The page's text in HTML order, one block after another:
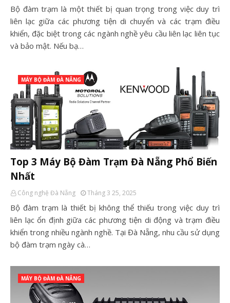
Bộ đàm trạm là một thiết bị quan trọng trong việc duy trì
liên lạc giữa các phương tiện di chuyển và các trạm điều
khiển, đặc biệt trong các ngành nghề yêu cầu liên lạc liên tục
và bảo mật. Nếu bạ…
MÁY BỘ ĐÀM ĐÀ NẴNG
Top 3 Máy Bộ Đàm Trạm Đà Nẵng Phổ Biến
Nhất
Công nghệ Đà Nẵng Tháng 3 25, 2025
Bộ đàm trạm là thiết bị không thể thiếu trong việc duy trì
liên lạc ổn định giữa các phương tiện di động và trạm điều
khiển trong nhiều ngành nghề. Tại Đà Nẵng, nhu cầu sử dụng
bộ đàm trạm ngày cà…
MÁY BỘ ĐÀM ĐÀ NẴNG